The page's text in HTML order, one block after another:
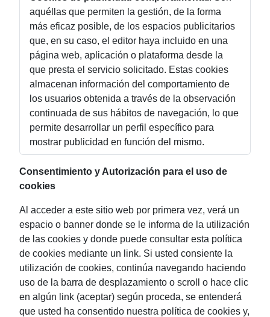
aquéllas que permiten la gestión, de la forma
más eficaz posible, de los espacios publicitarios
que, en su caso, el editor haya incluido en una
página web, aplicación o plataforma desde la
que presta el servicio solicitado. Estas cookies
almacenan información del comportamiento de
los usuarios obtenida a través de la observación
continuada de sus hábitos de navegación, lo que
permite desarrollar un perfil específico para
mostrar publicidad en función del mismo.
Consentimiento y Autorización para el uso de
cookies
Al acceder a este sitio web por primera vez, verá un
espacio o banner donde se le informa de la utilización
de las cookies y donde puede consultar esta política
de cookies mediante un link. Si usted consiente la
utilización de cookies, continúa navegando haciendo
uso de la barra de desplazamiento o scroll o hace clic
en algún link (aceptar) según proceda, se entenderá
que usted ha consentido nuestra política de cookies y,